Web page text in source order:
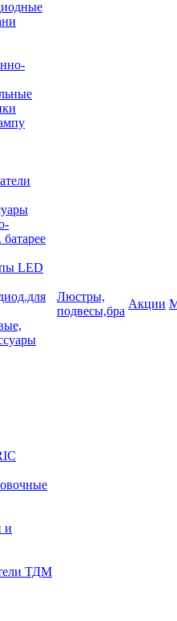
LED
и
ТДМ
Люстры,
подвесы,бра
Акции